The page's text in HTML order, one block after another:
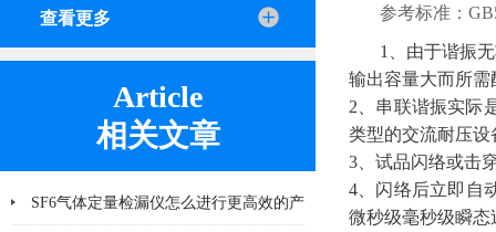
查看更多
Article
相关文章
SF6气体定量检漏仪怎么进行更高效的产
参考标准：
1、由于谐振
输出容量大而所
2、串联谐振实际
类型的交流耐压设
3、试品闪络或击
4、闪络后立即自
微秒级毫秒级瞬